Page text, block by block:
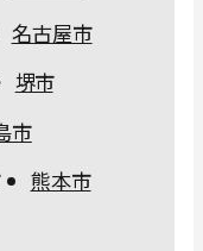
名古屋市
堺市
市
熊本市